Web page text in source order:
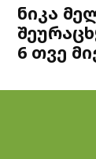
ნიკა
6 თვე